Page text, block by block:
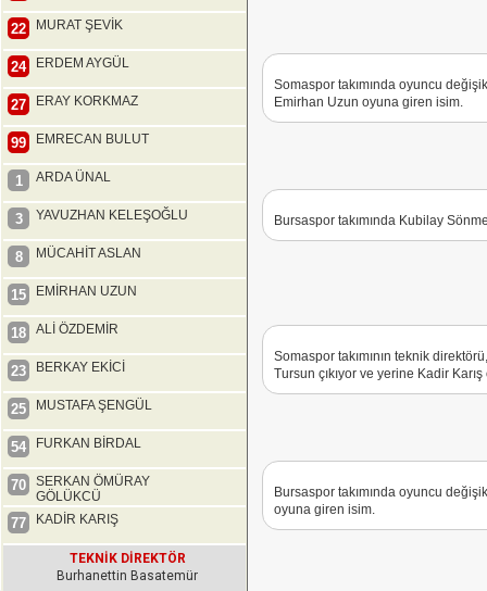
22 MURAT ŞEVİK
24 ERDEM AYGÜL
27 ERAY KORKMAZ
99 EMRECAN BULUT
1 ARDA ÜNAL
3 YAVUZHAN KELEŞOĞLU
8 MÜCAHİT ASLAN
15 EMİRHAN UZUN
18 ALİ ÖZDEMİR
23 BERKAY EKİCİ
25 MUSTAFA ŞENGÜL
54 FURKAN BİRDAL
70
SERKAN ÖMÜRAY
GÖLÜKCÜ
77 KADİR KARIŞ
TEKNİK DİREKTÖR
Burhanettin Basatemür
Somaspor takımında oyuncu
Emirhan Uzun oyuna giren isim.
Bursaspor takımında Kubilay
Somaspor takımının teknik
Tursun çıkıyor ve yerine Kadir
Bursaspor takımında oyuncu
oyuna giren isim.